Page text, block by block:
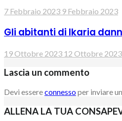
7 Febbraio 2023 9 Febbraio 2023
Gli abitanti di Ikaria
19 Ottobre 2023 12 Ottobre 2023
Lascia un commento
Devi essereconnessoper inviare
ALLENA LA TUA